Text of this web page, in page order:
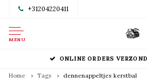
+31204220411
MENU
ONLINE ORDERS
Home Tags dennenappeltjes kerstbal